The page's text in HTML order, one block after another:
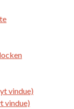
vindue)
vindue)